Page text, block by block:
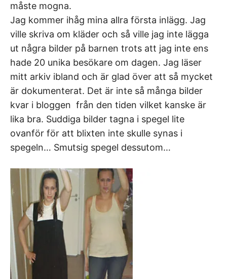
måste mogna.
Jag kommer ihåg mina allra första inlägg. Jag
ville skriva om kläder och så ville jag inte lägga
ut några bilder på barnen trots att jag inte ens
hade 20 unika besökare om dagen. Jag läser
mitt arkiv ibland och är glad över att så mycket
är dokumenterat. Det är inte så många bilder
kvar i bloggen från den tiden vilket kanske är
lika bra. Suddiga bilder tagna i spegel lite
ovanför för att blixten inte skulle synas i
spegeln… Smutsig spegel dessutom…